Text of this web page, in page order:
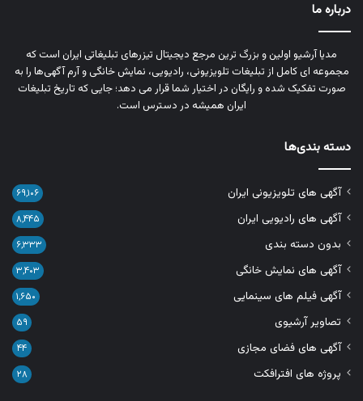
درباره ما
مدیا آرشیو اولین و بزرگ‌ ترین مرجع دیجیتال تیزرهای تبلیغاتی ایران است که
مجموعه‌ ای کامل از تبلیغات تلویزیونی، رادیویی، نمایش خانگی و آرم‌ آگهی‌ها را به‌
صورت تفکیک‌ شده و رایگان در اختیار شما قرار می‌ دهد؛ جایی که تاریخ تبلیغات
ایران همیشه در دسترس است.
دسته بندی‌ها
آگهی های تلویزیونی ایران ۶۹,۱۰۶
آگهی های رادیویی ایران ۸,۴۴۵
بدون دسته بندی ۶,۳۳۳
آگهی های نمایش خانگی ۳,۴۰۳
آگهی فیلم های سینمایی ۱,۶۵۰
تصاویر آرشیوی ۵۹
آگهی های فضای مجازی ۴۴
پروژه های افترافکت ۲۸